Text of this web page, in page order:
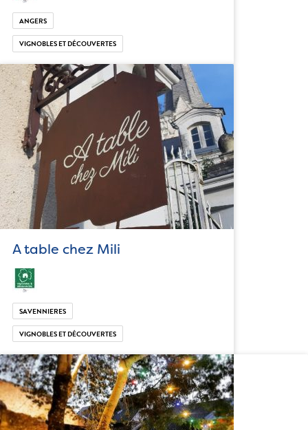
ANGERS
VIGNOBLES ET DÉCOUVERTES
A table chez Mili
SAVENNIERES
VIGNOBLES ET DÉCOUVERTES